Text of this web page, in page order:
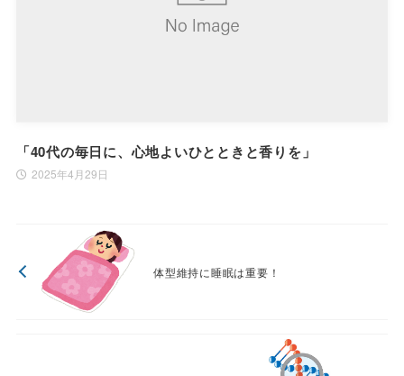
「40代の毎日に、心地よいひとときと香りを」
2025年4月29日
体型維持に睡眠は重要！